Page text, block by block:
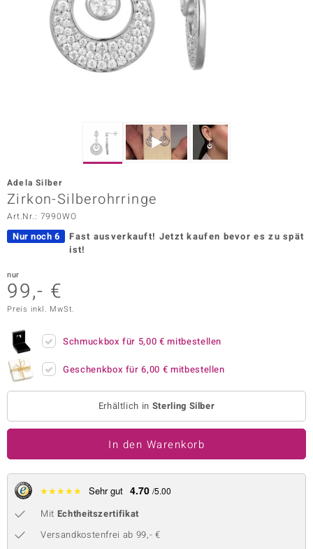
Vogue
Collection
Collection
Adela Silber
Zirkon-Silberohrringe
Art.Nr.: 7990WO
Nur noch 6 Fast ausverkauft! Jetzt kaufen bevor es zu spät
ist!
nur
99,- €
Preis inkl. MwSt.
Schmuckbox für 5,00 € mitbestellen
Geschenkbox für6,00 € mitbestellen
Erhältlich in Sterling Silber
In den Warenkorb
★★★★★ Sehr gut 4.70 /5.00
Mit Echtheitszertifikat
Versandkostenfrei ab 99,- €